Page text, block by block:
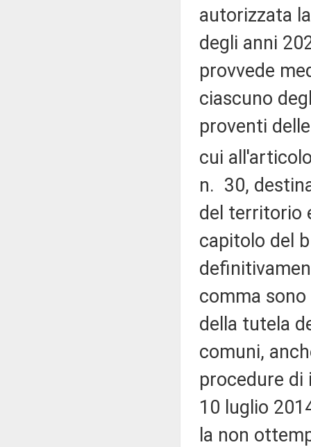
autorizzata
degli anni
provvede
ciascuno
proventi
cui
n. 30,
del territorio
capitolo del
comma
della tutela
comuni,
procedure
10 luglio
la non